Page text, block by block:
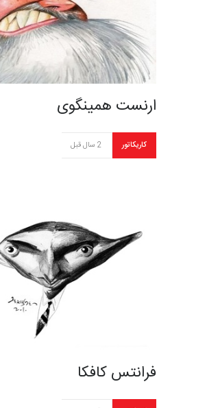
ارنست همینگوی
کاریکاتور 2 سال قبل
فرانتس کافکا